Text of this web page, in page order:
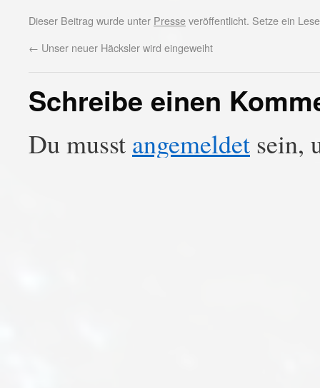
Dieser Beitrag wurde unter Presseveröffentlicht. Setze ein
← Unser neuer Häcksler wird eingeweiht
Schreibe einen
Du musst angemeldet sein,